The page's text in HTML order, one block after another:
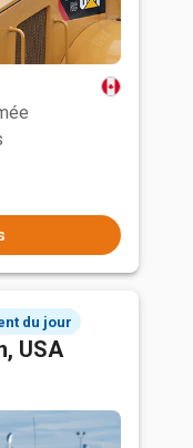
du jour
USA